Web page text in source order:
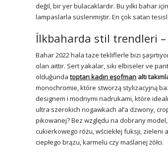
değil, bir yer bulacaklardır. Bu yılki bahar
lampaslarla süslenmiştir. En çok satan
İlkbaharda stil trendleri
Bahar 2022 hala taze tekliflerle bizi
olan aittir. Sert yakalar, sıkı elbiseler ve
olduğundatoptan kadın eşofman altı
monochromie, które stworzą stylizacyjną
designem i modnymi nadrukami, które
ultra szerokich nogawkach al’a dzwony,
pikowanej? Bez względu na dobrany
cukierkowego różu, wściekłej fuksji, zieleni
ciepłego brązu, karmelu czy maślanej żółci.